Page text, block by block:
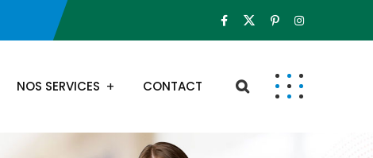
NOS SERVICES CONTACT